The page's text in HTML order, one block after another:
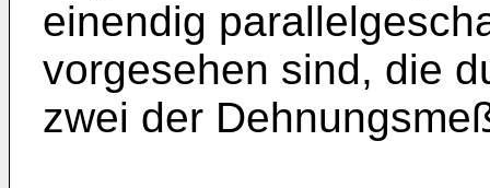
einendig
vorgesehen sind, die
zwei der